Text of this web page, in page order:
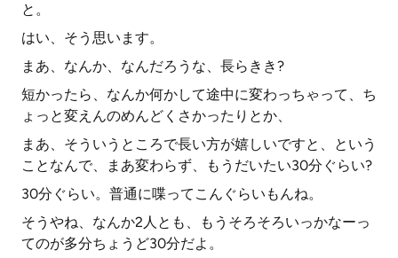
と。
はい、そう思います。
まあ、なんか、なんだろうな、長らきき?
短かったら、なんか何かして途中に変わっちゃって、ち
ょっと変えんのめんどくさかったりとか、
まあ、そういうところで長い方が嬉しいですと、という
ことなんで、まあ変わらず、もうだいたい30分ぐらい?
30分ぐらい。普通に喋ってこんぐらいもんね。
そうやね、なんか2人とも、もうそろそろいっかなーっ
てのが多分ちょうど30分だよ。